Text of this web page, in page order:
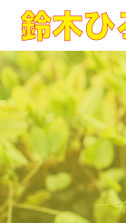
ホーム
活動報告
プロフィー